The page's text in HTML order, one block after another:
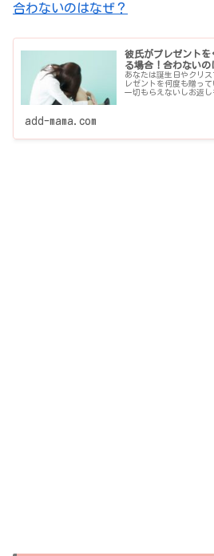
合わないのはなぜ？
彼氏がプレゼント
る場合！合わないの
あなたは誕生日やクリ
レゼントを何度も贈っ
一切もらえないしお返
add-mama.com